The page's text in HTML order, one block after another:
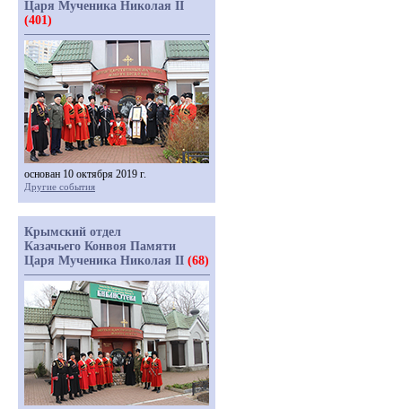
Царя Мученика Николая II
(401)
основан 10 октября 2019 г.
Другие события
Крымский отдел
Казачьего Конвоя Памяти
Царя Мученика Николая II (68)